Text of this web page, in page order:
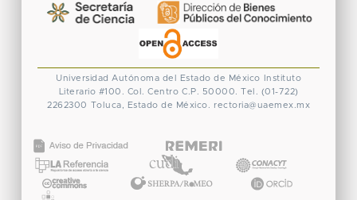
Universidad Autónoma del Estado de México
Instituto
Literario #100. Col. Centro C.P. 50000. Tel. (01-722)
2262300 Toluca, Estado de México. rectoria@uaemex.mx